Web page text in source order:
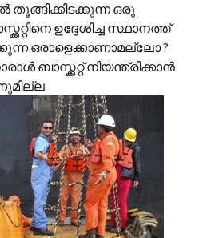
തൂങ്ങിക്കിടക്കുന്ന ഒരു
ഉദ്ദേശിച്ച സ്ഥാനത്ത്
ഒരാളെക്കാണാമല്ലോ ?
ബാസ്ക്കറ്റ് നിയന്ത്രിക്കാന്‍